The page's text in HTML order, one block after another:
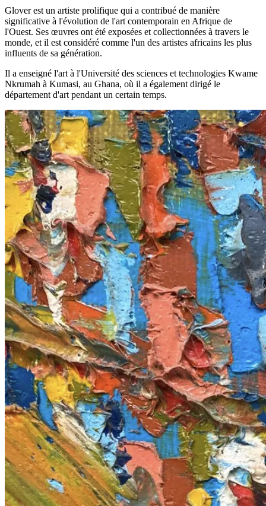
Glover est un artiste prolifique qui a contribué de manière
significative à l'évolution de l'art contemporain en Afrique de
l'Ouest. Ses œuvres ont été exposées et collectionnées à travers le
monde, et il est considéré comme l'un des artistes africains les plus
influents de sa génération.
Il a enseigné l'art à l'Université des sciences et technologies Kwame
Nkrumah à Kumasi, au Ghana, où il a également dirigé le
département d'art pendant un certain temps.